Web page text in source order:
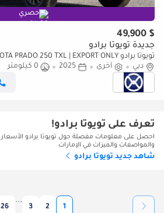
حصري
$ 49,900
جديدة تويوتا برادو
تويوتا برادو TOYOTA PRADO 250 TXL | EXPORT ONLY (للتصدير فقط)
دبي
أخرى 2025
0 كيلومتر
تعرف على تويوتا برادو!
احصل على معلومات مفصلة حول تويوتا برادو الأسعار
والمواصفات والميزات في الإمارات
شاهد جديد تويوتا برادو
1
2
3
...
26